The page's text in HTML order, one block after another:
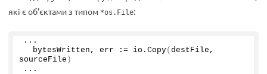
які є об’єктами з типом *os.File:
...
  bytesWritten, err := io.
Copy( destFile,
sourceFile )
...